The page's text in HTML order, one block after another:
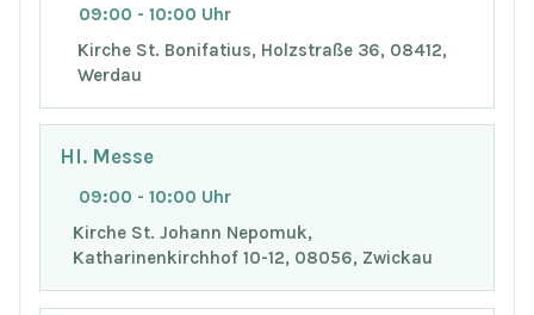
09:00 - 10:00 Uhr
Kirche St. Bonifatius, Holzstraße 36, 08412,
Werdau
Hl. Messe
09:00 - 10:00 Uhr
Kirche St. Johann Nepomuk,
Katharinenkirchhof 10-12, 08056, Zwickau